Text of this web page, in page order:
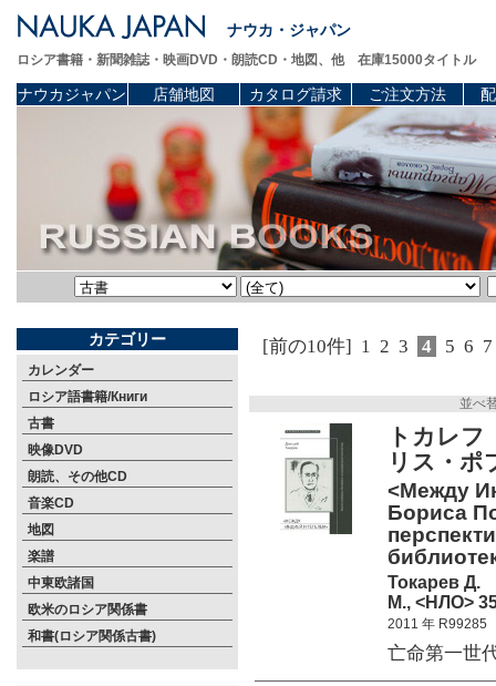
ナウカ・ジャパン
ロシア書籍・新聞雑誌・映画DVD・朗読CD・地図、他 在庫15000タイトル
ナウカジャパン 店舗地図 カタログ請求 ご注文方法
カテゴリー
カレンダー
ロシア語書籍/Книги
古書
映像DVD
朗読、その他CD
音楽CD
地図
楽譜
中東欧諸国
欧米のロシア関係書
和書(ロシア関係古書)
[前の10件] 1 2 3 4 5 6 7
並べ
トカレ
リス・
<Между
Бориса
Токарев Д.
М., <НЛО>
2011 年 R99285
亡命第一世